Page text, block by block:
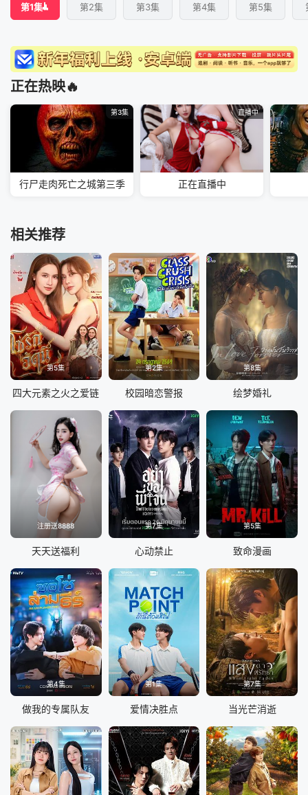
第1集 第2集 第3集 第4集 第5集
正在热映🔥
第3集
行尸走肉死亡之城第三季
直播中
正在直播中
相关推荐
第5集
四大元素之火之爱链
第2集
校园暗恋警报
第8集
绘梦婚礼
注册送8888
天天送福利
第7集
心动禁止
第5集
致命漫画
第4集
做我的专属队友
第1集
爱情决胜点
第7集
当光芒消逝